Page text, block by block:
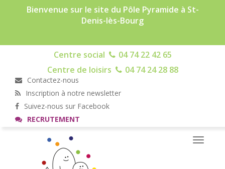
Bienvenue sur le site du Pôle Pyramide à St-
Denis-lès-Bourg
Centre social
04 74 22 42 65
Centre de loisirs
04 74 24 28 88
Contactez-nous
Inscription à notre newsletter
Suivez-nous sur Facebook
RECRUTEMENT
Toggle